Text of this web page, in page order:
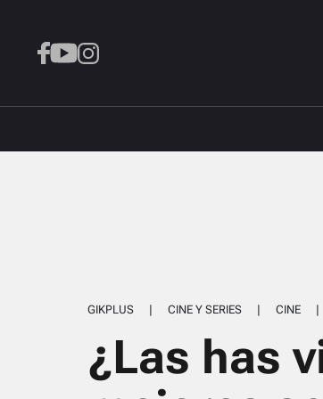
GIKPLUS | CINE Y SERIES | CINE |
¿Las has